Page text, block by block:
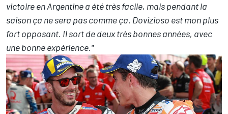
victoire en Argentine a été très facile, mais pendant la
saison ça ne sera pas comme ça. Dovizioso est mon plus
fort opposant. Il sort de deux très bonnes années, avec
une bonne expérience."